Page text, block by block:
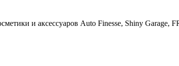
и аксессуаров Auto Finesse, Shiny Garage,